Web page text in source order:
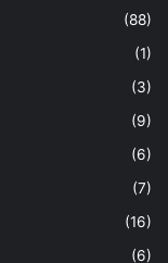
(88)
(1)
(3)
(9)
(6)
(7)
(16)
(6)